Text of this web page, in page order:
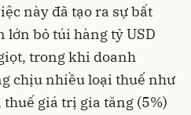
này đã tạo ra sự bất
bỏ túi hàng tỷ USD
trong khi doanh
chịu nhiều loại thuế như
giá trị gia tăng (5%)